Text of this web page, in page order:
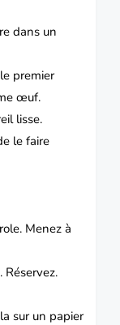
dans un
premier
œuf.
lisse.
le faire
Menez à
Réservez.
sur un papier